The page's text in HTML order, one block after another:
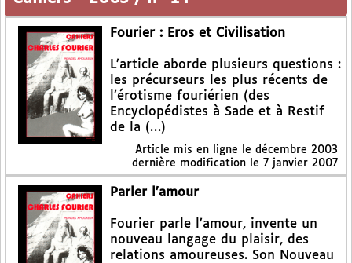
Fourier : Eros et Civilisation
L’article aborde plusieurs questions :
les précurseurs les plus récents de
l’érotisme fouriérien (des
Encyclopédistes à Sade et à Restif
de la (…)
Article mis en ligne le décembre 2003
dernière modification le 7 janvier 2007
Parler l’amour
Fourier parle l’amour, invente un
nouveau langage du plaisir, des
relations amoureuses. Son Nouveau